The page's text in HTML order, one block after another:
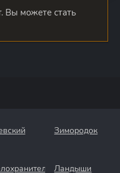
Вы можете стать
Зимородок
Ландыши